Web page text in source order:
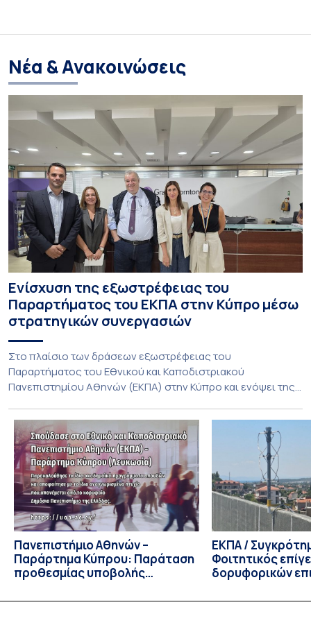
Νέα & Ανακοινώσεις
Ενίσχυση της εξωστρέφειας του
Παραρτήματος του ΕΚΠΑ στην Κύπρο μέσω
στρατηγικών συνεργασιών
Στο πλαίσιο των δράσεων εξωστρέφειας του
Παραρτήματος του Εθνικού και Καποδιστριακού
Πανεπιστημίου Αθηνών (ΕΚΠΑ) στην Κύπρο και ενόψει της
Τμήματος Οικονομικών Επιστημών και του Τμήματος
Διοίκησης Επιχειρήσεων και Οργανισμών τον Σεπτέμβριο
του 2026, ο Κοσμήτορας της Σχολής Οικονομικών και
Πολιτικών Επιστημών, Καθηγητής Νικόλαος Ηρειώτης, και ο
Πρόεδρος του Τμήματος […]
Πανεπιστήμιο Αθηνών –
Παράρτημα Κύπρου: Παράταση
προθεσμίας υποβολής
υποψηφίων
ΕΚΠΑ /
Φοιτητικός
δορυφορικών